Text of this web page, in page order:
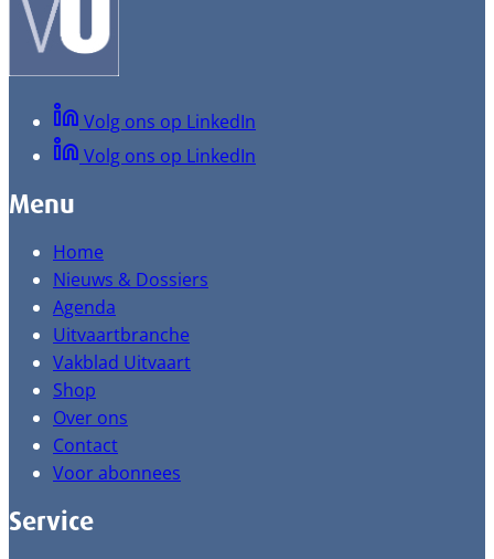
Volg ons op LinkedIn
Volg ons op LinkedIn
Menu
Home
Nieuws & Dossiers
Agenda
Uitvaartbranche
Vakblad Uitvaart
Shop
Over ons
Contact
Voor abonnees
Service